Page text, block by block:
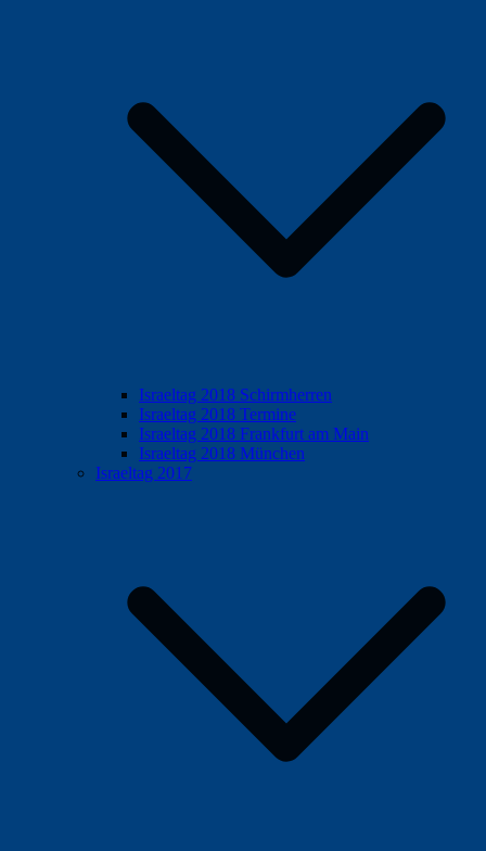
Israeltag 2018 Schirmherren
Israeltag 2018 Termine
Israeltag 2018 Frankfurt am Main
Israeltag 2018 München
Israeltag 2017